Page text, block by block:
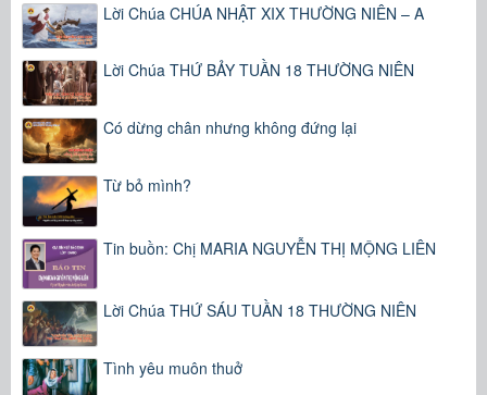
Lời Chúa CHÚA NHẬT XIX THƯỜNG NIÊN – A
Lời Chúa THỨ BẢY TUẦN 18 THƯỜNG NIÊN
Có dừng chân nhưng không đứng lại
Từ bỏ mình?
Tin buồn: Chị MARIA NGUYỄN THỊ MỘNG LIÊN
Lời Chúa THỨ SÁU TUẦN 18 THƯỜNG NIÊN
Tình yêu muôn thuở